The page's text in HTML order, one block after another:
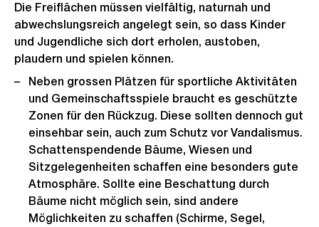
Die Freiflächen müssen vielfältig, naturnah und
abwechslungsreich angelegt sein, so dass Kinder
und Jugendliche sich dort erholen, austoben,
plaudern und spielen können.
Neben grossen Plätzen für sportliche Aktivitäten
und Gemeinschaftsspiele braucht es geschützte
Zonen für den Rückzug. Diese sollten dennoch gut
einsehbar sein, auch zum Schutz vor Vandalismus.
Schattenspendende Bäume, Wiesen und
Sitzgelegenheiten schaffen eine besonders gute
Atmosphäre. Sollte eine Beschattung durch
Bäume nicht möglich sein, sind andere
Möglichkeiten zu schaffen (Schirme, Segel,